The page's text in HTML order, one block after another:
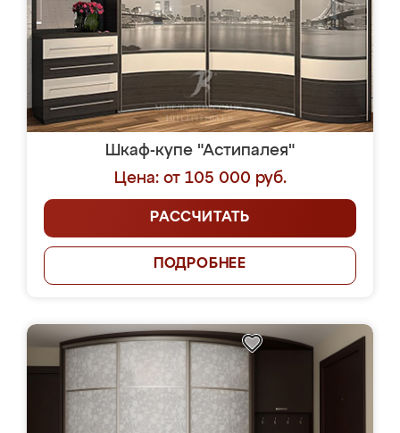
Шкаф-купе "Астипалея"
Цена: от 105 000 руб.
РАССЧИТАТЬ
ПОДРОБНЕЕ